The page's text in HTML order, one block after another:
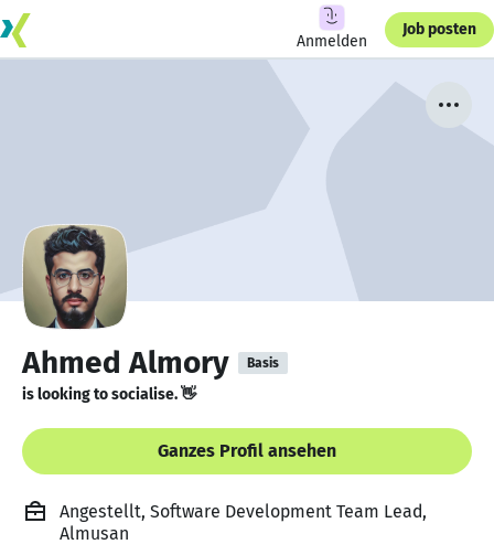
Anmelden
Job posten
Ahmed Almory Basis
is looking to socialise. 👋
Ganzes Profil ansehen
Angestellt, Software Development Team Lead,
Almusan